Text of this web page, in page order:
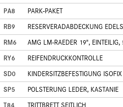
PA8
PARK-PAKET
RB9
RESERVERADABDECKUNG
RM6
AMG LM-RAEDER 19", EINTEILIG,
RY6
REIFENDRUCKKONTROLLE
SD0
KINDERSITZBEFESTIGUNG ISOFIX
SP5
POLSTERUNG LEDER, KASTANIE
T84
TRITTBRETT SEITLICH